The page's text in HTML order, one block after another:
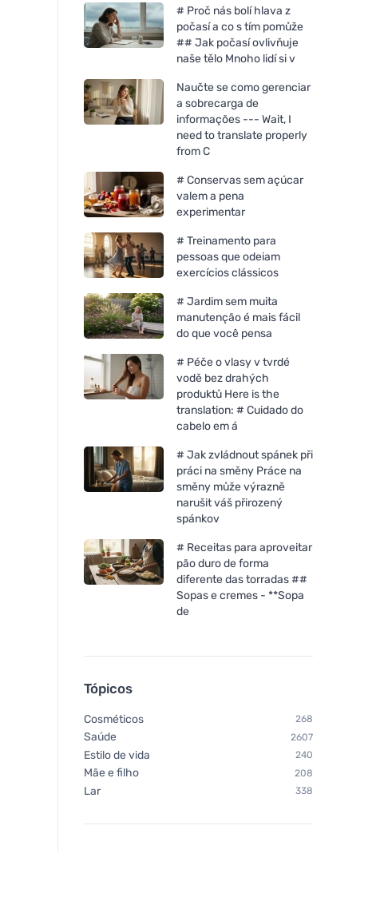
# Proč nás bolí hlava z
počasí a co s tím pomůže
## Jak počasí ovlivňuje
naše tělo Mnoho lidí si v
Naučte se como gerenciar
a sobrecarga de
informações --- Wait, I
need to translate properly
from C
# Conservas sem açúcar
valem a pena
experimentar
# Treinamento para
pessoas que odeiam
exercícios clássicos
# Jardim sem muita
manutenção é mais fácil
do que você pensa
# Péče o vlasy v tvrdé
vodě bez drahých
produktů Here is the
translation: # Cuidado do
cabelo em á
# Jak zvládnout spánek při
práci na směny Práce na
směny může výrazně
narušit váš přirozený
spánkov
# Receitas para aproveitar
pão duro de forma
diferente das torradas ##
Sopas e cremes - **Sopa
de
Tópicos
Cosméticos 268
Saúde 2607
Estilo de vida 240
Mãe e filho 208
Lar 338